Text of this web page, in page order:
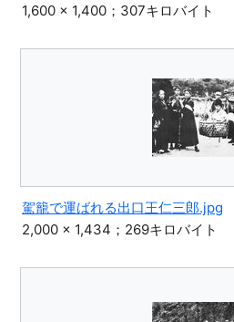
1,600 × 1,400；307キロバイト
駕籠で運ばれる出口王仁三郎.jpg
2,000 × 1,434；269キロバイト